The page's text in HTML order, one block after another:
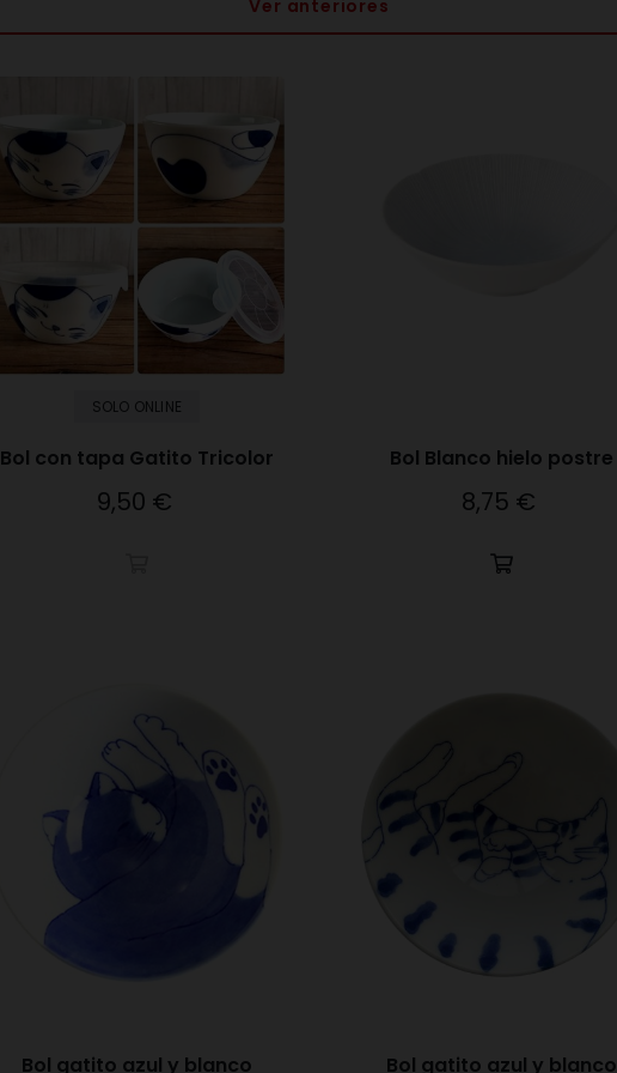
Ver anteriores
SOLO ONLINE
Bol con tapa Gatito Tricolor
Precio
9,50 €
Bol Blanco hielo postre
Precio
8,75 €
Bol gatito azul y blanco Bol gatito azul y blanco